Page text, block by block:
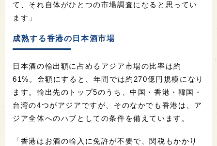
て、それ自体がひとつの市場調査になると思ってい
ます」
成熟する香港の日本酒市場
日本酒の輸出額に占めるアジア市場の比率は約
61%。金額にすると、年間では約270億円規模になり
ます。輸出先のトップ5のうち、中国・香港・韓国・
台湾の4つがアジアですが、そのなかでも香港は、ア
ジア全体へのハブとしての条件を備えています。
「香港はお酒の輸入に免許が不要で、関税もかかり